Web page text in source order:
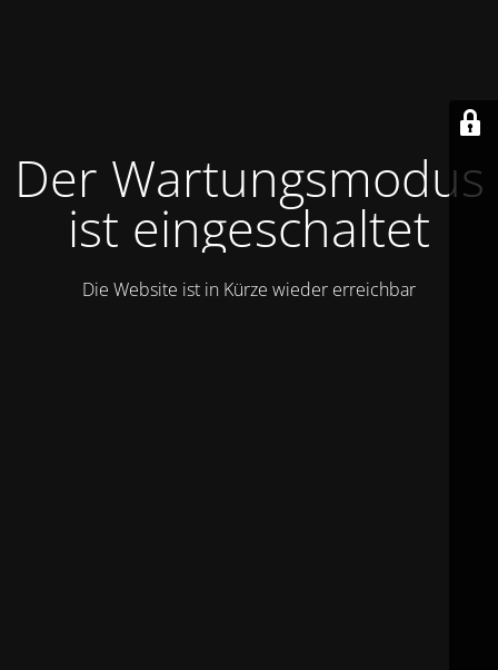
Der Wartungsmodus
ist eingeschaltet
Die Website ist in Kürze wieder erreichbar